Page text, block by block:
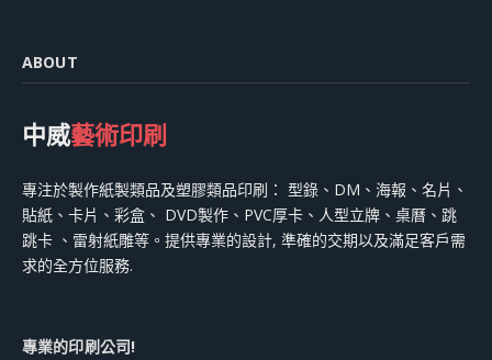
ABOUT
中威藝術印刷
專注於製作紙製類品及塑膠類品印刷： 型錄、DM、海報、名片、
貼紙、卡片、彩盒、 DVD製作、PVC厚卡、人型立牌、桌曆、跳
跳卡 、雷射紙雕等。提供專業的設計, 準確的交期以及滿足客戶需
求的全方位服務.
專業的印刷公司!